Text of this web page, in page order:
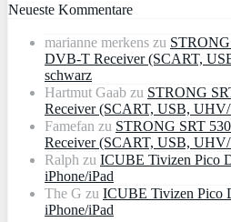
Neueste Kommentare
marianne merkens zu STRONG
DVB-T Receiver (SCART,
schwarz
Hartmut Gaab zu STRONG
Receiver (SCART, USB,
Famefan zu STRONG SRT
Receiver (SCART, USB,
Ralph zu ICUBE Tivizen Pico
iPhone/iPad
The G zu ICUBE Tivizen Pico
iPhone/iPad